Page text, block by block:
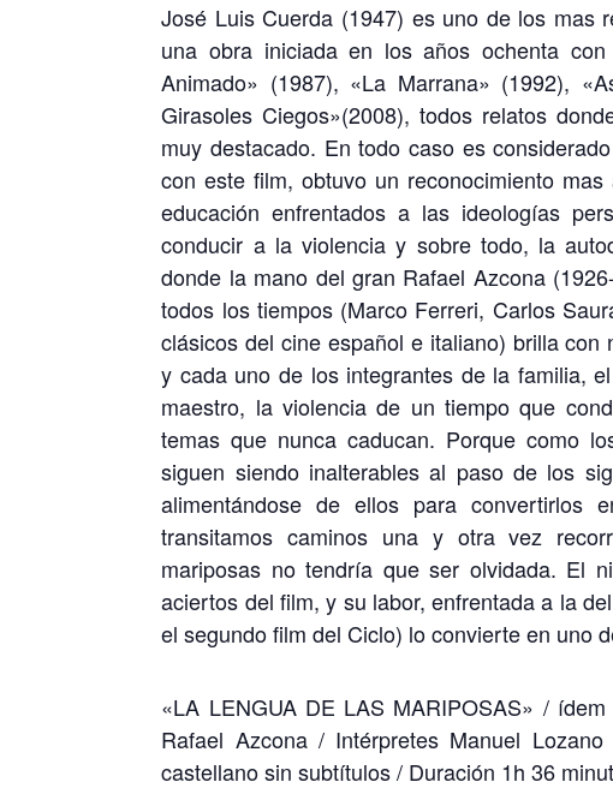
José Luis Cuerda (1947) es uno de los mas
una obra iniciada en los años ochenta
Animado» (1987), «La Marrana» (1992),
Girasoles Ciegos»(2008), todos relatos
muy destacado. En todo caso es
con este film, obtuvo un reconocimiento
educación enfrentados a las ideologías
conducir a la violencia y sobre todo, la
donde la mano del gran Rafael Azcona
todos los tiempos (Marco Ferreri, Carlos
clásicos del cine español e italiano) brilla
y cada uno de los integrantes de la familia,
maestro, la violencia de un tiempo que
temas que nunca caducan. Porque como
siguen siendo inalterables al paso de los
alimentándose de ellos para convertirlos
transitamos caminos una y otra vez
mariposas no tendría que ser olvidada. El
aciertos del film, y su labor, enfrentada a la
el segundo film del Ciclo) lo convierte en uno
«LA LENGUA DE LAS MARIPOSAS» /
Rafael Azcona / Intérpretes Manuel
castellano sin subtítulos / Duración 1h 36